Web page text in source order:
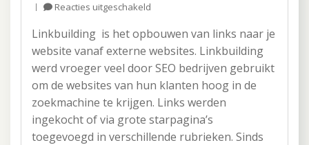
Reacties uitgeschakeld
basis
linkbuilding
tips
Linkbuilding is het opbouwen van links naar je
website vanaf externe websites. Linkbuilding
werd vroeger veel door SEO bedrijven gebruikt
om de websites van hun klanten hoog in de
zoekmachine te krijgen. Links werden
ingekocht of via grote starpagina’s
toegevoegd in verschillende rubrieken. Sinds